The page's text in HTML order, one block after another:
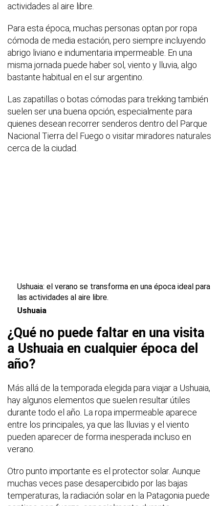
actividades al aire libre.
Para esta época, muchas personas optan por ropa
cómoda de media estación, pero siempre incluyendo
abrigo liviano e indumentaria impermeable. En una
misma jornada puede haber sol, viento y lluvia, algo
bastante habitual en el sur argentino.
Las zapatillas o botas cómodas para trekking también
suelen ser una buena opción, especialmente para
quienes desean recorrer senderos dentro del Parque
Nacional Tierra del Fuego o visitar miradores naturales
cerca de la ciudad.
Ushuaia: el verano se transforma en una época ideal para
las actividades al aire libre.
Ushuaia
¿Qué no puede faltar en una visita
a Ushuaia en cualquier época del
año?
Más allá de la temporada elegida para viajar a Ushuaia,
hay algunos elementos que suelen resultar útiles
durante todo el año. La ropa impermeable aparece
entre los principales, ya que las lluvias y el viento
pueden aparecer de forma inesperada incluso en
verano.
Otro punto importante es el protector solar. Aunque
muchas veces pase desapercibido por las bajas
temperaturas, la radiación solar en la Patagonia puede